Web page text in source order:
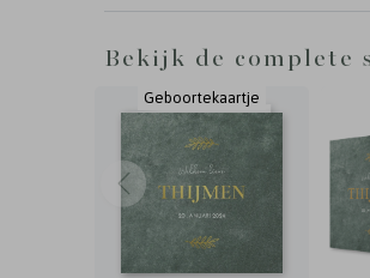
Bekijk de complete
Geboortekaartje